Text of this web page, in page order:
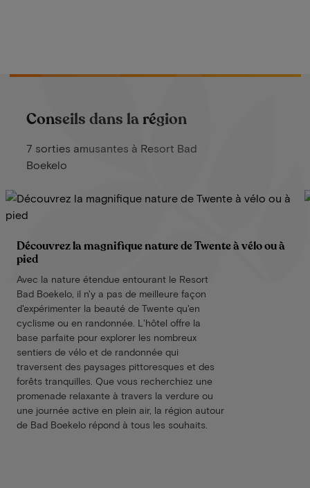
Conseils dans la région
7 sorties amusantes à Resort Bad
Boekelo
Découvrez la magnifique nature de Twente à vélo ou à
pied
Avec la nature étendue entourant le Resort
Bad Boekelo, il n'y a pas de meilleure façon
d'expérimenter la beauté de Twente qu'en
cyclisme ou en randonnée. L'hôtel offre la
base parfaite pour explorer les nombreux
sentiers de vélo et de randonnée qui
traversent des paysages pittoresques et des
forêts tranquilles. Que vous recherchiez une
promenade relaxante à travers la verdure ou
une journée active en plein air, la région autour
de Bad Boekelo répond à tous les souhaits.